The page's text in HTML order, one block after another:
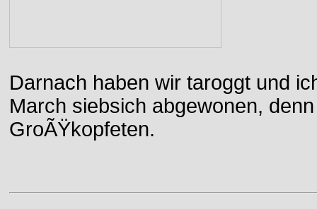
Darnach haben wir taroggt und
March siebsich abgewonen,
GroÃŸkopfeten.